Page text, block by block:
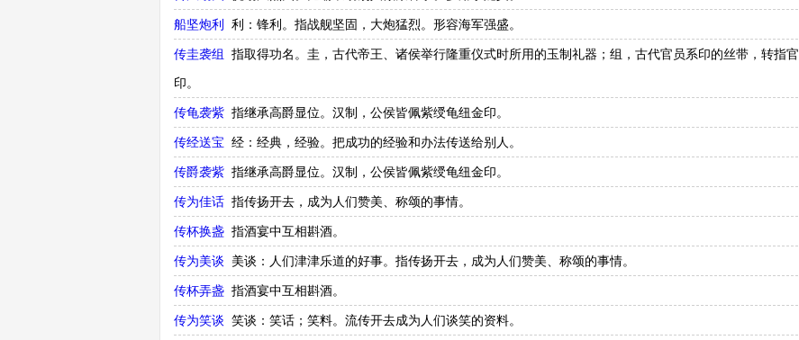
船坚炮利 利：锋利。指战舰坚固，大炮猛烈。形容海军强盛。
传圭袭组
指取得功名。圭，古代帝王、诸侯举行隆重仪式时所用的玉制礼器；组，古代官员系印的丝带，转指官
印。
传龟袭紫 指继承高爵显位。汉制，公侯皆佩紫绶龟纽金印。
传经送宝 经：经典，经验。把成功的经验和办法传送给别人。
传爵袭紫 指继承高爵显位。汉制，公侯皆佩紫绶龟纽金印。
传为佳话 指传扬开去，成为人们赞美、称颂的事情。
传杯换盏 指酒宴中互相斟酒。
传为美谈 美谈：人们津津乐道的好事。指传扬开去，成为人们赞美、称颂的事情。
传杯弄盏 指酒宴中互相斟酒。
传为笑谈 笑谈：笑话；笑料。流传开去成为人们谈笑的资料。